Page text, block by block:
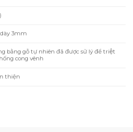
3mm
bằng gỗ tự nhiên đã được sử lý để triệt
cong vênh
thiện